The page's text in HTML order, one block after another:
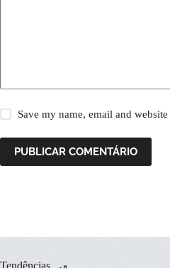
Save my name, email and
PUBLICAR COMENTÁRIO
Tendências